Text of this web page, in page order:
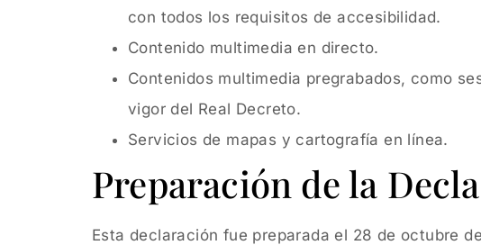
con todos los requisitos de accesibilidad.
Contenido multimedia en directo.
Contenidos multimedia pregrabados, como
vigor del Real Decreto.
Servicios de mapas y cartografía en línea.
Preparación de la
Esta declaración fue preparada el 28 de octubre